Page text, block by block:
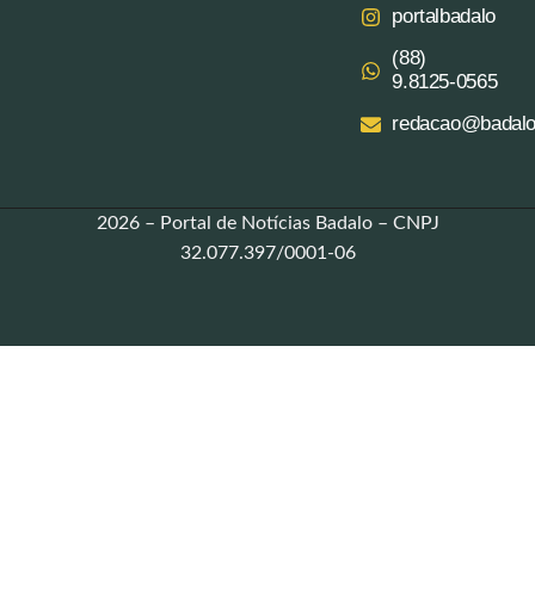
portalbadalo
(88)
9.8125‑0565‬
2026 – Portal de Notícias Badalo – CNPJ
32.077.397/0001-06